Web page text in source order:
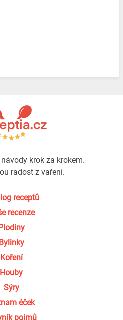
krok za krokem.
radost z vaření.
receptů
recenze
Bylinky
Koření
Houby
Sýry
éček
pojmů